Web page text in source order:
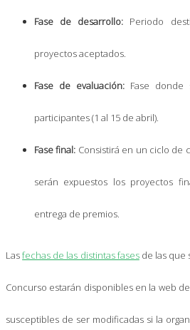
Fase de desarrollo: Periodo
proyectos aceptados.
Fase de evaluación: Fase donde
participantes (1 al 15 de abril).
Fase final: Consistirá en un ciclo de
serán expuestos los proyectos
entrega de premios.
Lasfechas de las distintas fasesde las que
Concurso estarán disponibles en la web
susceptibles de ser modificadas si la